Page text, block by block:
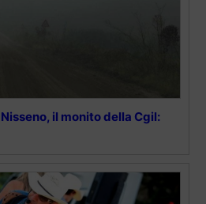
il monito della Cgil: